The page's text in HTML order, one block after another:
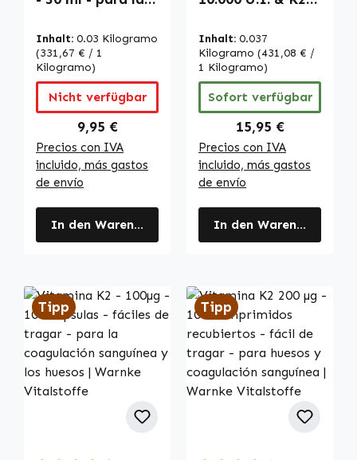
sanguínea y los
huesos - alta
dosis | Warnke
Vitalstoffe
Inhalt: 0.03 Kilogramo
(331,67 € / 1
Kilogramo)
Nicht verfügbar
Regulärer Preis:
9,95 €
Precios con IVA
incluido, más gastos
de envío
In den Warenkorb
Comprimidos -
Alta
Concentración -
para Huesos,
Coagulación
Sanguínea,
Sistema
Inmunitario y
mucho más |
Warnke
Vitalstoffe
Inhalt: 0.037
Kilogramo (431,08 € /
1 Kilogramo)
Sofort verfügbar
Regulärer Preis:
15,95 €
Precios con IVA
incluido, más gastos
de envío
In den Warenkorb
Tipp Tipp